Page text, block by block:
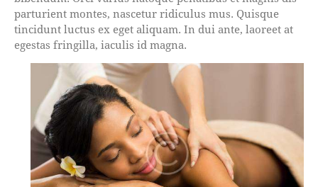
parturient montes, nascetur ridiculus mus. Quisque
tincidunt luctus ex eget aliquam. In dui ante, laoreet at
egestas fringilla, iaculis id magna.